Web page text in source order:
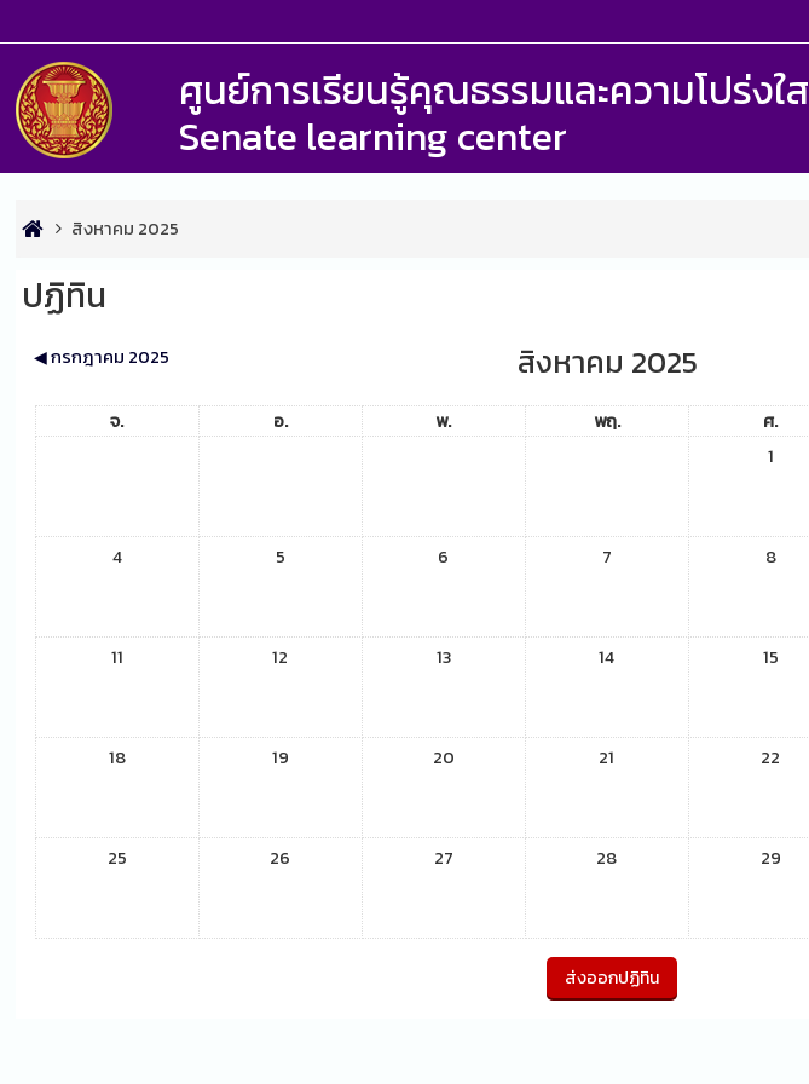
ศูนย์การเรียนรู้คุณธรรมและความโปร่งใส
Senate learning center
สิงหาคม 2025
ปฏิทิน
◀︎กรกฎาคม 2025 สิงหาคม 2025
จ. อ. พ. พฤ. ศ.
1
4 5 6 7 8
11 12 13 14 15
18 19 20 21 22
25 26 27 28 29